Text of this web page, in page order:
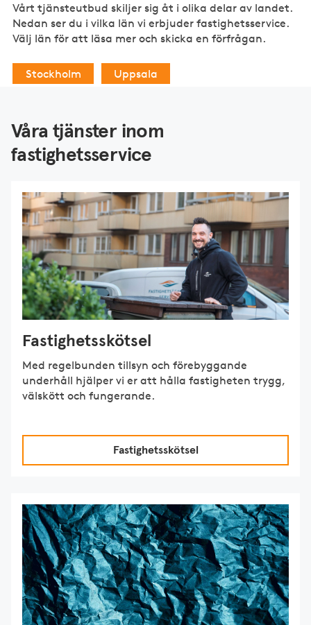
Vårt tjänsteutbud skiljer sig åt i olika delar av landet.
Nedan ser du i vilka län vi erbjuder fastighetsservice.
Välj län för att läsa mer och skicka en förfrågan.
Stockholm Uppsala
Våra tjänster inom
fastighetsservice
Fastighetsskötsel
Med regelbunden tillsyn och förebyggande
underhåll hjälper vi er att hålla fastigheten trygg,
välskött och fungerande.
Fastighetsskötsel